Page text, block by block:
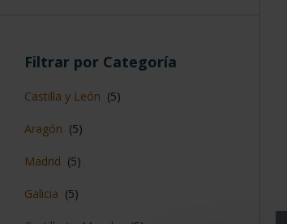
Filtrar por Categoría
Castilla y León (5)
Aragón (5)
Madrid (5)
Galicia (5)